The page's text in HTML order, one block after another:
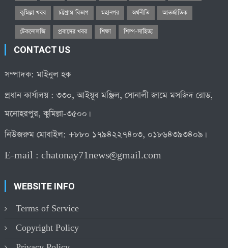
কুমিল্লা খবর চট্টগ্রাম বিভাগ মহানগর অর্থনীতি আন্তর্জাতিক
টেকনোলজি প্রবাসের খবর শিক্ষা শিল্প-সাহিত্য
CONTACT US
সম্পাদক: মাইনুল হক
প্রধান কার্যালয় : ৩৩০, আইয়ূব মঞ্জিল, সোনালী জামে মসজিদ রোড,
মনোহরপুর, কুমিল্লা-৩৫০০।
নিউজরুম মোবাইল: +৮৮০ ১৭৯৪২২৭৪০৩, ০১৮৬৪৩৯৩৪০৯।
E-mail :chatonay71news@gmail.com
WEBSITE INFO
Terms of Service
Copyright Policy